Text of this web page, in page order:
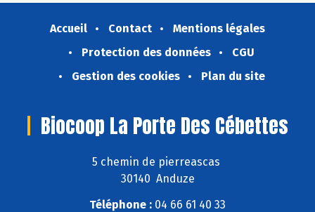
Accueil Contact
Mentions légales
Protection des données
CGU
Gestion des cookies
Plan du site
Biocoop La Porte Des Cébettes
5 chemin de pierreascas
30140 Anduze
Téléphone : 04 66 61 40 33